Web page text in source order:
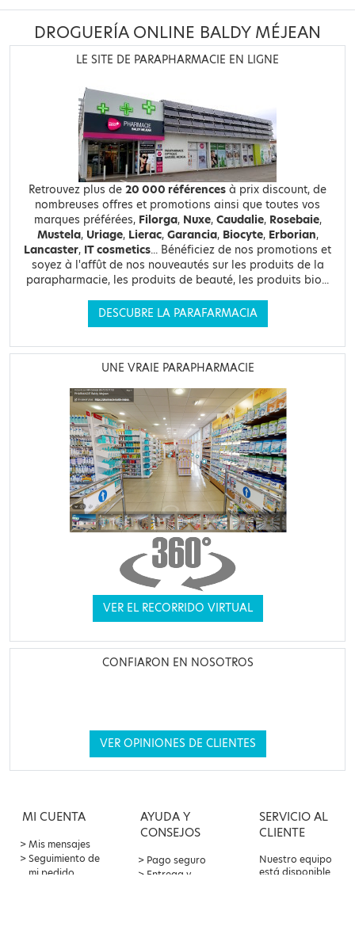
DROGUERÍA ONLINE BALDY MÉJEAN
LE SITE DE PARAPHARMACIE EN LIGNE
Retrouvez plus de 20 000 références à prix discount, de
nombreuses offres et promotions ainsi que toutes vos
marques préférées, Filorga, Nuxe, Caudalie, Rosebaie,
Mustela, Uriage, Lierac, Garancia, Biocyte, Erborian,
Lancaster, IT cosmetics... Bénéficiez de nos promotions et
soyez à l'affût de nos nouveautés sur les produits de la
parapharmacie, les produits de beauté, les produits bio...
DESCUBRE LA PARAFARMACIA
UNE VRAIE PARAPHARMACIE
VER EL RECORRIDO VIRTUAL
CONFIARON EN NOSOTROS
VER OPINIONES DE CLIENTES
MI CUENTA
Mis mensajes
Seguimiento de
mi pedido
AYUDA Y
CONSEJOS
Pago seguro
Entrega y
SERVICIO AL
CLIENTE
Nuestro equipo
está disponible